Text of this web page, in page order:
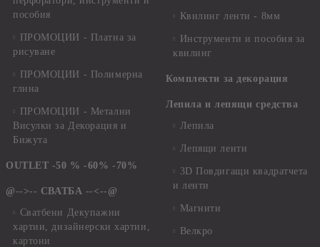
пособия
ПРОМОЦИИ - Платна за
рисуване
ПРОМОЦИИ - Полимерна
глина
ПРОМОЦИИ - Метални
Висулки за Декорация и
Бижута
OUTLET -50 % -60% -70%
@-->-- СВАТБА --<--@
Сватбени Декупажни
хартии, дизайнерски хартии,
картони
Квилинг ленти - 8мм
Инструменти и пособия за
квилинг
Комплекти за декорация
Лепила и лепящи средства
Лепила
Лепящи ленти
3D Повдигащи квадратчета
и ленти
Магнити
Велкро